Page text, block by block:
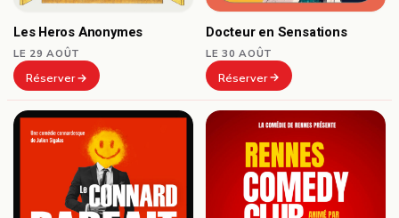
Les Heros Anonymes
LE 29 AOÛT
Réserver
Docteur en Sensations
LE 30 AOÛT
Réserver